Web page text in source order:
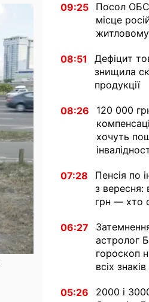
09:25
Посол
місце
08:51
Дефіцит
знищила
продукції
08:26
120 000
хочуть
07:28
Пенсія по
з вересня:
грн — хто
06:27
астролог
гороскоп
всіх
05:26
2000 і